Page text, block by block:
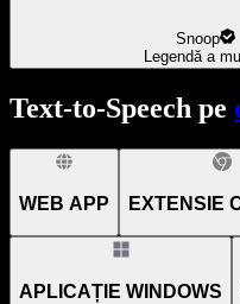
Snoop
Legendă a
Text-to-Speech pe
WEB APP EXTENSIE
APLICAȚIE WINDOWS